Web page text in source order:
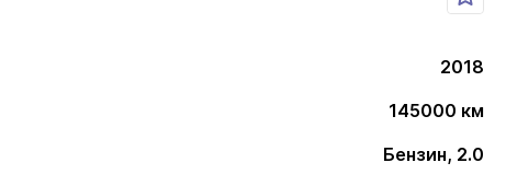
2018
145000 км
Бензин, 2.0